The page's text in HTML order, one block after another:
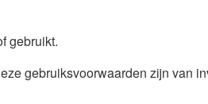
gebruikt.
gebruiksvoorwaarden zijn van